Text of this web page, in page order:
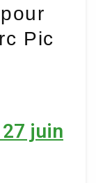
Pic
juin